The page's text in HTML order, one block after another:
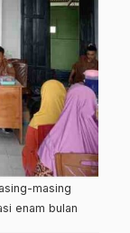
masing
enam bulan